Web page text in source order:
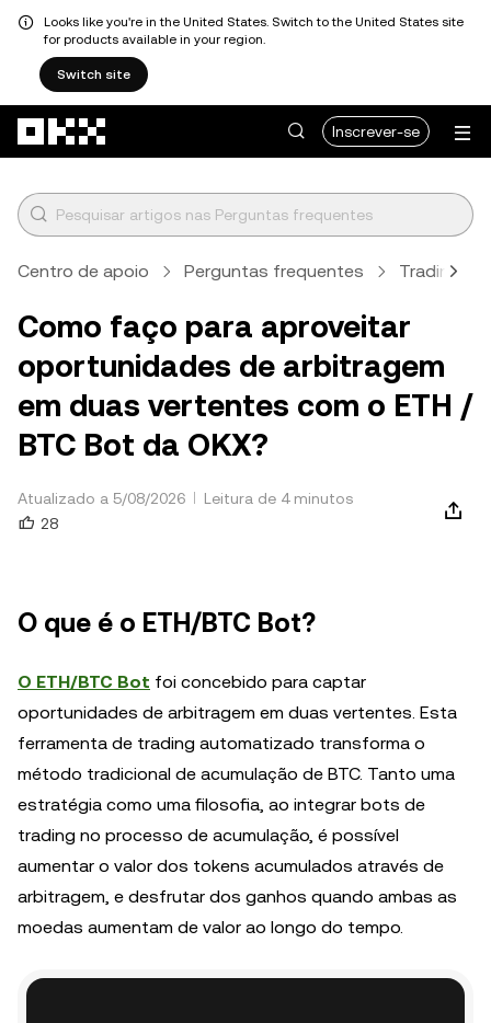
Looks like you're in the United States. Switch to the United States site
for products available in your region.
Switch site
Inscrever-se
Centro de apoio Perguntas frequentes Trading
Como faço para aproveitar
oportunidades de arbitragem
em duas vertentes com o ETH /
BTC Bot da OKX?
Atualizado a 5/08/2026
Leitura de 4 minutos
28
O que é o ETH/BTC Bot?
O ETH/BTC Bot foi concebido para captar
oportunidades de arbitragem em duas vertentes. Esta
ferramenta de trading automatizado transforma o
método tradicional de acumulação de BTC. Tanto uma
estratégia como uma filosofia, ao integrar bots de
trading no processo de acumulação, é possível
aumentar o valor dos tokens acumulados através de
arbitragem, e desfrutar dos ganhos quando ambas as
moedas aumentam de valor ao longo do tempo.